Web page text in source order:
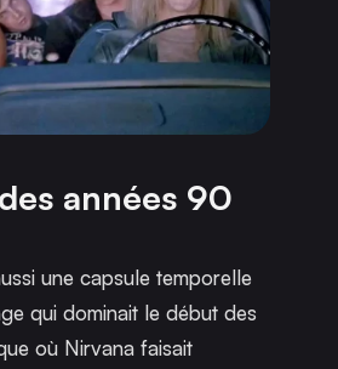
années 90
une capsule temporelle
qui dominait le début des
où Nirvana faisait